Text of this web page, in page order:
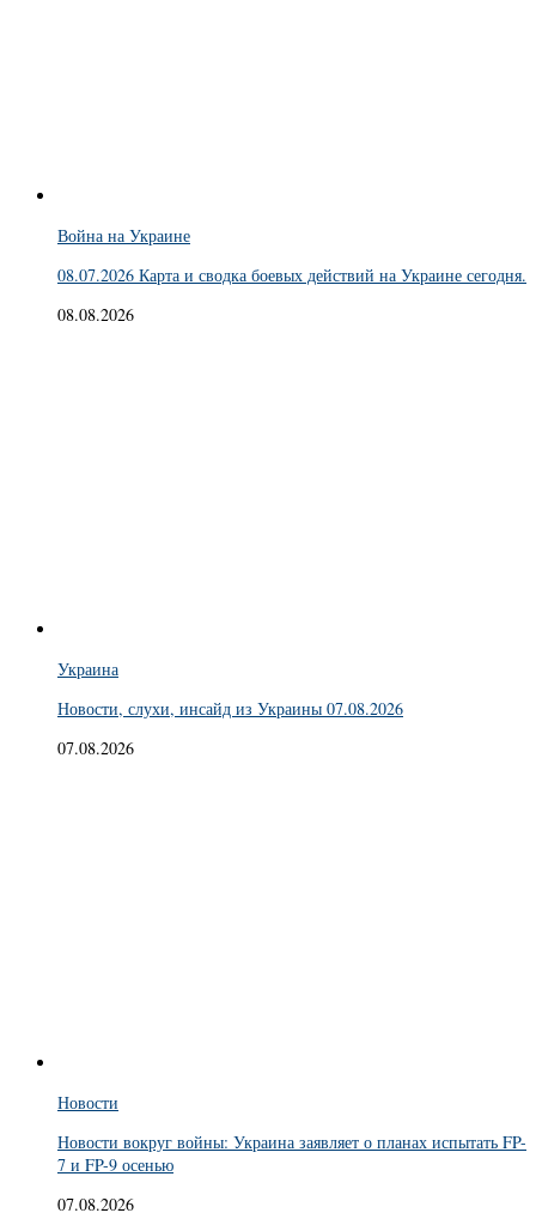
Война на Украине
08.07.2026 Карта и сводка боевых действий на Украине сегодня.
08.08.2026
Украина
Новости, слухи, инсайд из Украины 07.08.2026
07.08.2026
Новости
Новости вокруг войны: Украина заявляет о планах испытать FP-
7 и FP-9 осенью
07.08.2026